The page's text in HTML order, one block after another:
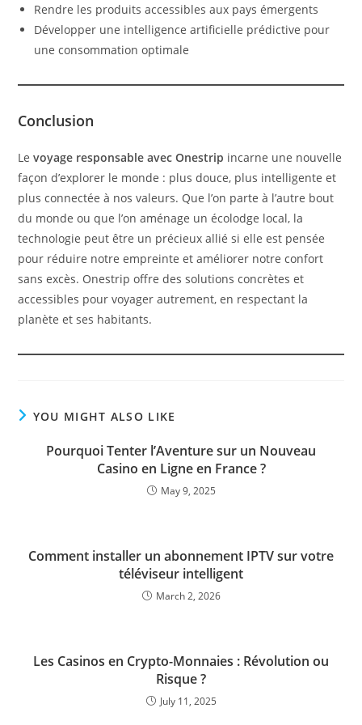
Rendre les produits accessibles aux pays émergents
Développer une intelligence artificielle prédictive pour
une consommation optimale
Conclusion
Levoyage responsable avec Onestrip incarne une nouvelle
façon d’explorer le monde : plus douce, plus intelligente et
plus connectée à nos valeurs. Que l’on parte à l’autre bout
du monde ou que l’on aménage un écolodge local, la
technologie peut être un précieux allié si elle est pensée
pour réduire notre empreinte et améliorer notre confort
sans excès. Onestrip offre des solutions concrètes et
accessibles pour voyager autrement, en respectant la
planète et ses habitants.
YOU MIGHT ALSO LIKE
Pourquoi Tenter l’Aventure sur un Nouveau
Casino en Ligne en France ?
May 9, 2025
Comment installer un abonnement IPTV sur votre
téléviseur intelligent
March 2, 2026
Les Casinos en Crypto-Monnaies : Révolution ou
Risque ?
July 11, 2025